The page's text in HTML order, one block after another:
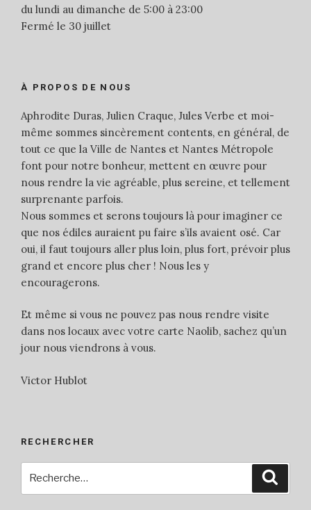
du lundi au dimanche de 5:00 à 23:00
Fermé le 30 juillet
À PROPOS DE NOUS
Aphrodite Duras, Julien Craque, Jules Verbe et moi-
même sommes sincèrement contents, en général, de
tout ce que la Ville de Nantes et Nantes Métropole
font pour notre bonheur, mettent en œuvre pour
nous rendre la vie agréable, plus sereine, et tellement
surprenante parfois.
Nous sommes et serons toujours là pour imaginer ce
que nos édiles auraient pu faire s’ils avaient osé. Car
oui, il faut toujours aller plus loin, plus fort, prévoir plus
grand et encore plus cher ! Nous les y
encouragerons.
Et même si vous ne pouvez pas nous rendre visite
dans nos locaux avec votre carte Naolib, sachez qu’un
jour nous viendrons à vous.
Victor Hublot
RECHERCHER